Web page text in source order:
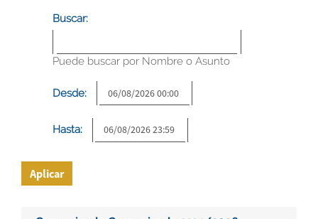
Buscar:
Puede buscar por Nombre o Asunto
Desde:
Hasta:
Aplicar